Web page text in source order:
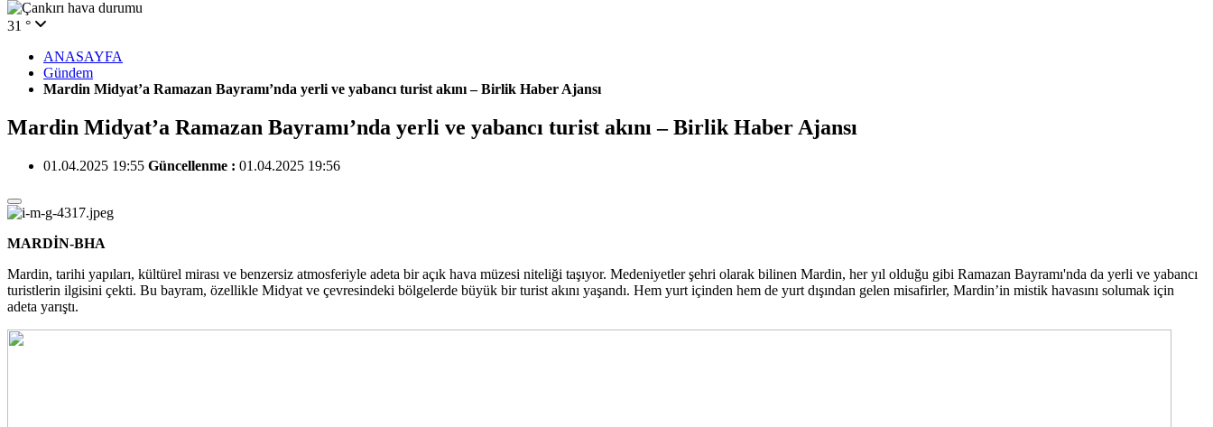
31 °
ANASAYFA
Gündem
Mardin Midyat’a Ramazan Bayramı’nda yerli ve yabancı turist akını – Birlik Haber Ajansı
Mardin Midyat’a Ramazan Bayramı’nda yerli ve yabancı turist akını – Birlik Haber Ajansı
01.04.2025 19:55 Güncellenme : 01.04.2025 19:56
MARDİN-BHA
Mardin, tarihi yapıları, kültürel mirası ve benzersiz atmosferiyle adeta bir açık hava müzesi niteliği taşıyor. Medeniyetler şehri olarak bilinen Mardin, her yıl olduğu gibi Ramazan Bayramı'nda da yerli ve yabancı
turistlerin ilgisini çekti. Bu bayram, özellikle Midyat ve çevresindeki bölgelerde büyük bir turist akını yaşandı. Hem yurt içinden hem de yurt dışından gelen misafirler, Mardin’in mistik havasını solumak için
adeta yarıştı.